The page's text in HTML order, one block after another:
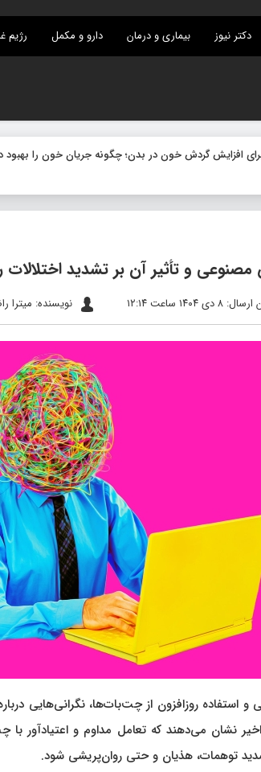
دکتر نیوز بیماری و درمان دارو و مکمل رژیم
و تأثیر آن بر تشدید اختلالات
ساعت ۱۲:۱۴ نویسنده: میترا
روزافزون از چت‌بات‌ها، نگرانی‌هایی درباره
می‌دهند که تعامل مداوم و اعتیادآور با
توهمات، هذیان و حتی روان‌پریشی شود.